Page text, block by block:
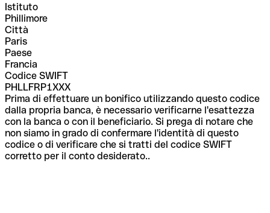
Istituto
Phillimore
Città
Paris
Paese
Francia
Codice SWIFT
PHLLFRP1XXX
Prima di effettuare un bonifico utilizzando questo codice
dalla propria banca, è necessario verificarne l'esattezza
con la banca o con il beneficiario. Si prega di notare che
non siamo in grado di confermare l'identità di questo
codice o di verificare che si tratti del codice SWIFT
corretto per il conto desiderato..